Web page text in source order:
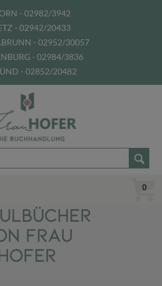
- 02982/3942
- 02942/20433
- 02952/30057
- 02984/3836
- 02852/20482
0
FRAU